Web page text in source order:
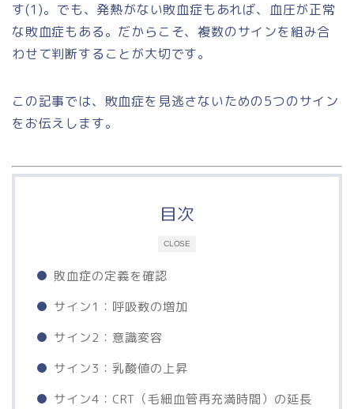
す(1)。でも、発熱がない敗血症もあれば、血圧が正常
な敗血症もある。だからこそ、複数のサインを組み合
わせて判断することが大切です。
この記事では、敗血症を見逃さないための5つのサイン
をお伝えします。
CLOSE
目次
敗血症の定義を確認
サイン1：呼吸数の増加
サイン2：意識変容
サイン3：乳酸値の上昇
サイン4：CRT（毛細血管再充満時間）の延長